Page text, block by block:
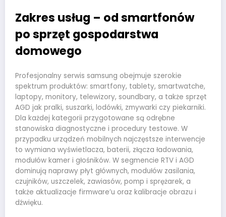
Zakres usług – od smartfonów
po sprzęt gospodarstwa
domowego
Profesjonalny serwis samsung obejmuje szerokie
spektrum produktów: smartfony, tablety, smartwatche,
laptopy, monitory, telewizory, soundbary, a także sprzęt
AGD jak pralki, suszarki, lodówki, zmywarki czy piekarniki.
Dla każdej kategorii przygotowane są odrębne
stanowiska diagnostyczne i procedury testowe. W
przypadku urządzeń mobilnych najczęstsze interwencje
to wymiana wyświetlacza, baterii, złącza ładowania,
modułów kamer i głośników. W segmencie RTV i AGD
dominują naprawy płyt głównych, modułów zasilania,
czujników, uszczelek, zawiasów, pomp i sprężarek, a
także aktualizacje firmware’u oraz kalibracje obrazu i
dźwięku.